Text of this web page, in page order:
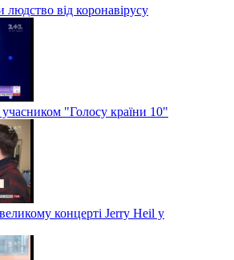
від коронавірусу
"Голосу країни 10"
концерті Jerry Heil у